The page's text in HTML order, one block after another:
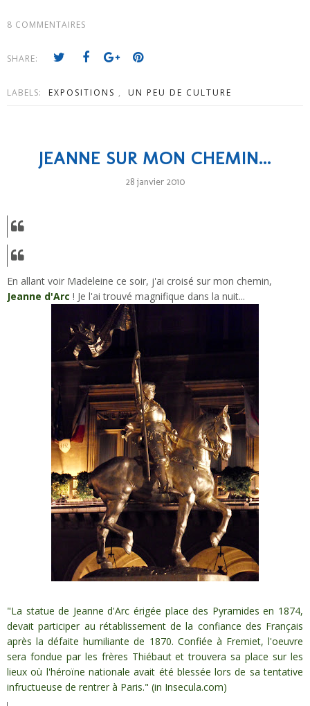
8 COMMENTAIRES
SHARE:
LABELS: EXPOSITIONS , UN PEU DE CULTURE
JEANNE SUR MON CHEMIN...
28 janvier 2010
En allant voir Madeleine ce soir, j'ai croisé sur mon chemin,
Jeanne d'Arc ! Je l'ai trouvé magnifique dans la nuit...
"La statue de Jeanne d'Arc érigée place des Pyramides en 1874,
devait participer au rétablissement de la confiance des Français
après la défaite humiliante de 1870. Confiée à Fremiet, l'oeuvre
sera fondue par les frères Thiébaut et trouvera sa place sur les
lieux où l'héroïne nationale avait été blessée lors de sa tentative
infructueuse de rentrer à Paris." (in Insecula.com)